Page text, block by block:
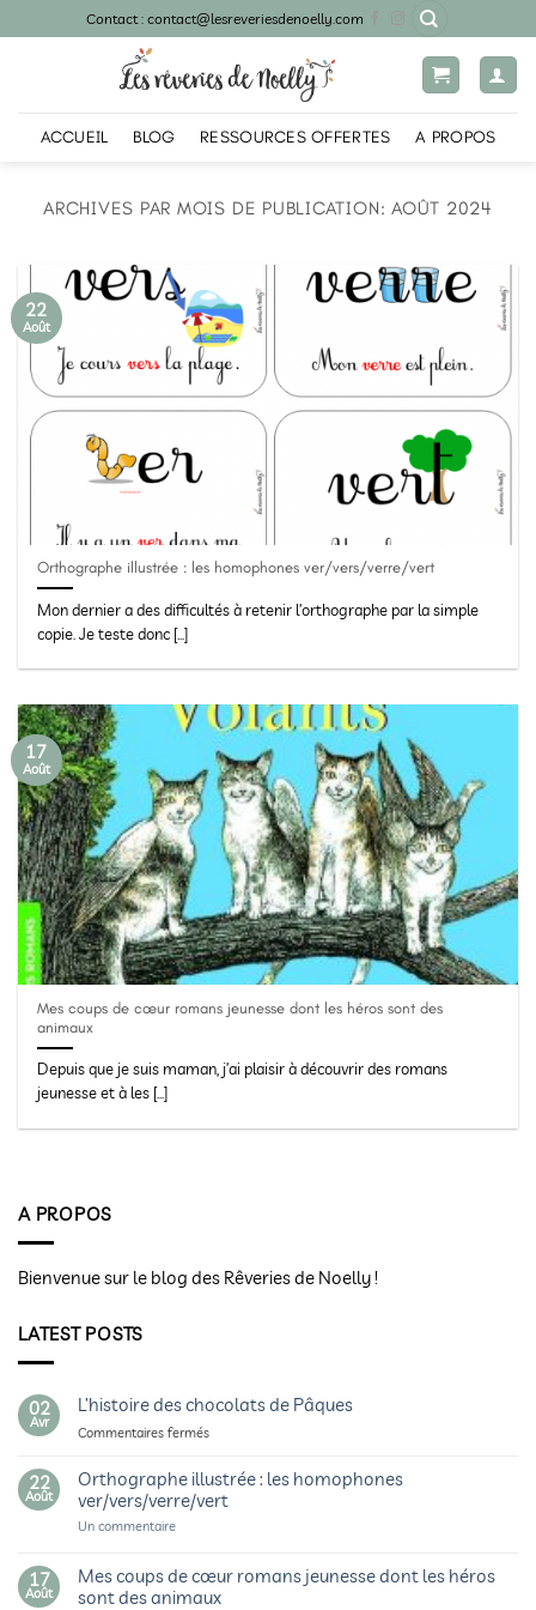
au
Contact : contact@lesreveriesdenoelly.com
ACCUEIL BLOG RESSOURCES OFFERTES A PROPOS
ARCHIVES PAR MOIS DE PUBLICATION:AOÛT 2024
Orthographe illustrée : les homophones ver/vers/verre/vert
Mon dernier a des difficultés à retenir l’orthographe par la simple
copie. Je teste donc [...]
22
Août
Mes coups de cœur romans jeunesse dont les héros sont des
animaux
Depuis que je suis maman, j’ai plaisir à découvrir des romans
jeunesse et à les [...]
17
Août
A PROPOS
Bienvenue sur le blog des Rêveries de Noelly !
LATEST POSTS
02
Avr
L’histoire des chocolats de Pâques
Commentaires ferméssur
des
chocolats
22
Août
Orthographe illustrée : les homophones
ver/vers/verre/vert
Un commentairesur
:
les
homophones
17
Août
Mes coups de cœur romans jeunesse dont les héros
sont des animaux